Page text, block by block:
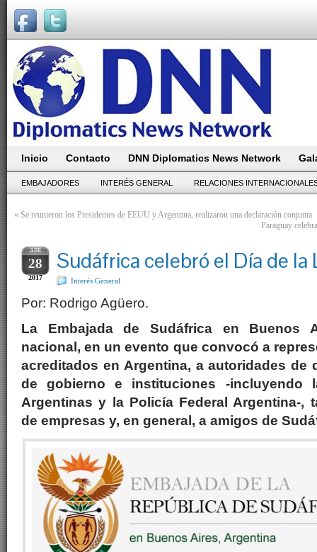
Inicio Contacto DNN Diplomatics News Network
EMBAJADORES INTERÉS GENERAL RELACIONES
« Se reunieron los Presidentes de EEUU y Argentina, realizaron una declaración conjunta
Paraguay
ABR
28
2017
Sudáfrica celebró el Día de la
Interés General
Por: Rodrigo Agüero.
La Embajada de Sudáfrica en Buenos
nacional, en un evento que convocó a
acreditados en Argentina, a autoridades de
de gobierno e instituciones -incluyendo
Argentinas y la Policía Federal Argentina-,
de empresas y, en general, a amigos de